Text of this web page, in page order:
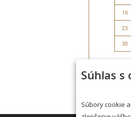
16
23
30
Súhlas s
Súbory cookie